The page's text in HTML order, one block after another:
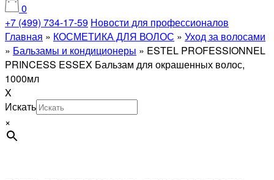
0
+7 (499) 734-17-59 Новости для профессионалов
Главная » КОСМЕТИКА ДЛЯ ВОЛОС » Уход за волосами
» Бальзамы и кондиционеры » ESTEL PROFESSIONNEL
PRINCESS ESSEX Бальзам для окрашенных волос,
1000мл
X
Искать
×